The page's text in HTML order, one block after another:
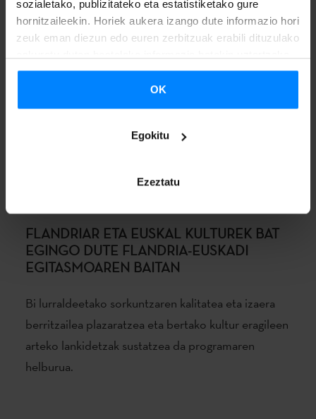
sozialetako, publizitateko eta estatistiketako gure
hornitzaileekin. Horiek aukera izango dute informazio hori
zeuk eman diezun edo euren zerbitzuak erabili dituzulako
OK
Egokitu
Ezeztatu
FLANDRIAR ETA EUSKAL KULTUREK BAT
EGINGO DUTE FLANDRIA-EUSKADI
EGITASMOAREN BAITAN
Bi lurraldeetako sorkuntzaren kalitatea eta izaera
berritzailea plazaratzea eta bertako kultur eragileen
arteko lankidetzak sustatzea da programaren
helburua.